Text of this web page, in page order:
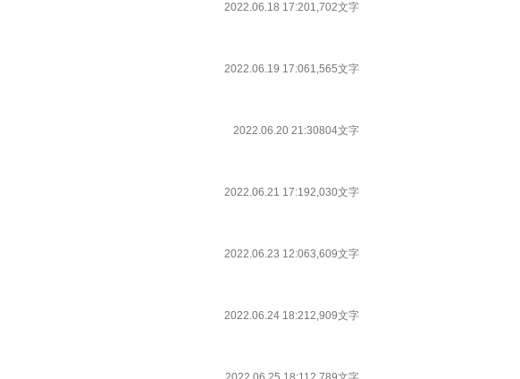
2022.06.18 17:201,702文字
2022.06.19 17:061,565文字
2022.06.20 21:30804文字
2022.06.21 17:192,030文字
2022.06.23 12:063,609文字
2022.06.24 18:212,909文字